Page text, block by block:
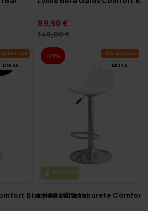
89,90 €
149,00 €
IZ­SKA­ŅA
LĪDZ 9.8.
Black 60x105cm
-41% VA­SA­RAS IZ­SKA­ŅA
LĪDZ 9.8.
BEZ­MAK­SAS PIE­GĀ­DE
Lykke bāra taburete Comfort